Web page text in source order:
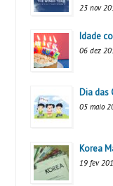
23 nov
Idade
06 dez
Dia das
05 maio
Korea
19 fev